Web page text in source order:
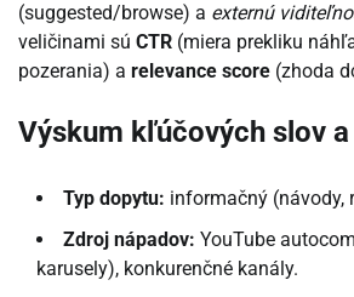
(suggested/browse) a externú
veličinami sú CTR (miera prekliku
pozerania) a relevance score (zhoda
Výskum kľúčových slov
Typ dopytu: informačný (návody,
Zdroj nápadov: YouTube
karusely), konkurenčné kanály.